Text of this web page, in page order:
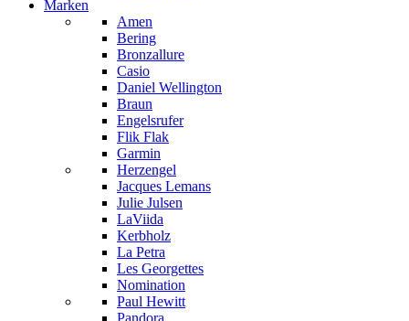
Marken
Amen
Bering
Bronzallure
Casio
Daniel Wellington
Braun
Engelsrufer
Flik Flak
Garmin
Herzengel
Jacques Lemans
Julie Julsen
LaViida
Kerbholz
La Petra
Les Georgettes
Nomination
Paul Hewitt
Pandora